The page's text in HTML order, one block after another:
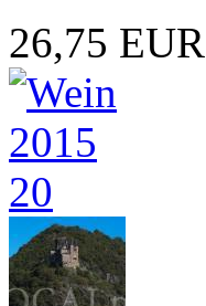
26,75 EUR